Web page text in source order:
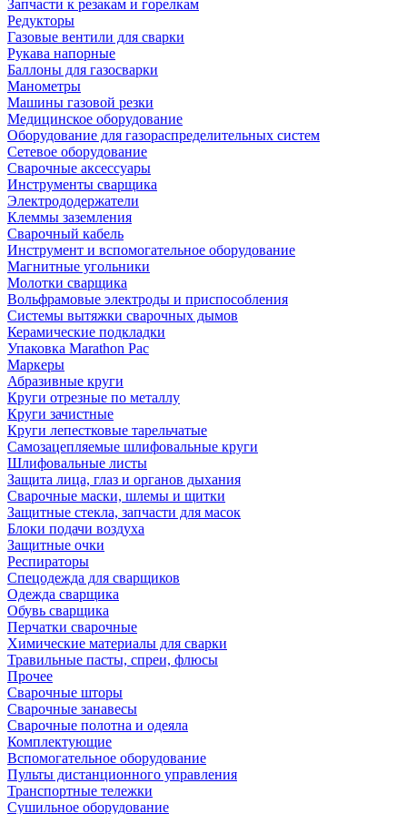
Запчасти к резакам и горелкам
Редукторы
Газовые вентили для сварки
Рукава напорные
Баллоны для газосварки
Манометры
Машины газовой резки
Медицинское оборудование
Оборудование для газораспределительных систем
Сетевое оборудование
Сварочные аксессуары
Инструменты сварщика
Электрододержатели
Клеммы заземления
Сварочный кабель
Инструмент и вспомогательное оборудование
Магнитные угольники
Молотки сварщика
Вольфрамовые электроды и приспособления
Системы вытяжки сварочных дымов
Керамические подкладки
Упаковка Marathon Pac
Маркеры
Абразивные круги
Круги отрезные по металлу
Круги зачистные
Круги лепестковые тарельчатые
Самозацепляемые шлифовальные круги
Шлифовальные листы
Защита лица, глаз и органов дыхания
Сварочные маски, шлемы и щитки
Защитные стекла, запчасти для масок
Блоки подачи воздуха
Защитные очки
Респираторы
Спецодежда для сварщиков
Одежда сварщика
Обувь сварщика
Перчатки сварочные
Химические материалы для сварки
Травильные пасты, спреи, флюсы
Прочее
Сварочные шторы
Сварочные занавесы
Сварочные полотна и одеяла
Комплектующие
Вспомогательное оборудование
Пульты дистанционного управления
Транспортные тележки
Сушильное оборудование